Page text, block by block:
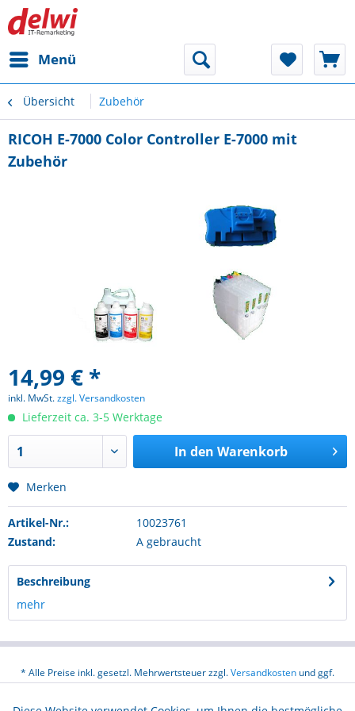
Menü
Übersicht Zubehör
RICOH E-7000 Color Controller E-7000 mit
Zubehör
14,99 € *
inkl. MwSt.zzgl. Versandkosten
Lieferzeit ca. 3-5 Werktage
In den Warenkorb
Merken
Artikel-Nr.:
10023761
Zustand:
A gebraucht
Beschreibung
mehr
* Alle Preise inkl. gesetzl. Mehrwertsteuer zzgl.Versandkosten und ggf.